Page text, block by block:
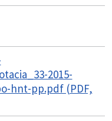
2015-
hnt-pp.pdf (PDF,